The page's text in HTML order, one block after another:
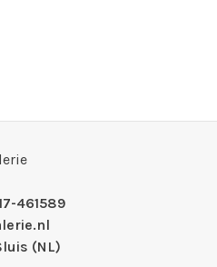
461589
(NL)